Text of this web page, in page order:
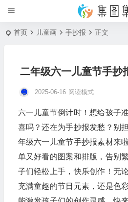
首页 儿童画 手抄报 正文
二年级六一儿童节手抄
2025-06-16 阅读模式
六一儿童节倒计时！想给孩子
喜吗？还在为手抄报发愁？别
年级六一儿童节手抄报素材来
单又好看的图案和排版，告别
子们轻松上手，快乐创作！无
充满童趣的节日元素，还是色